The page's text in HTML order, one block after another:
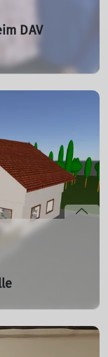
DAV
die seit
als Beirat aktiv
euch wieder